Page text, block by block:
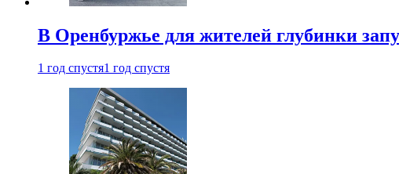
В Оренбуржье для жителей глубинки
1 год спустя1 год спустя